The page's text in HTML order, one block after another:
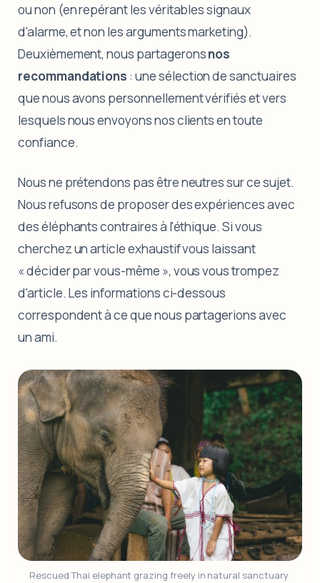
ou non (en repérant les véritables signaux
d'alarme, et non les arguments marketing).
Deuxièmement, nous partageronsnos
recommandations : une sélection de sanctuaires
que nous avons personnellement vérifiés et vers
lesquels nous envoyons nos clients en toute
confiance.
Nous ne prétendons pas être neutres sur ce sujet.
Nous refusons de proposer des expériences avec
des éléphants contraires à l'éthique. Si vous
cherchez un article exhaustif vous laissant
« décider par vous-même », vous vous trompez
d'article. Les informations ci-dessous
correspondent à ce que nous partagerions avec
un ami.
Rescued Thai elephant grazing freely in natural sanctuary